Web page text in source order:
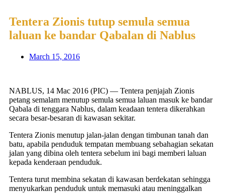
Tentera Zionis tutup semula semua
laluan ke bandar Qabalan di Nablus
March 15, 2016
NABLUS, 14 Mac 2016 (PIC) — Tentera penjajah Zionis
petang semalam menutup semula semua laluan masuk ke bandar
Qabala di tenggara Nablus, dalam keadaan tentera dikerahkan
secara besar-besaran di kawasan sekitar.
Tentera Zionis menutup jalan-jalan dengan timbunan tanah dan
batu, apabila penduduk tempatan membuang sebahagian sekatan
jalan yang dibina oleh tentera sebelum ini bagi memberi laluan
kepada kenderaan penduduk.
Tentera turut membina sekatan di kawasan berdekatan sehingga
menyukarkan penduduk untuk memasuki atau meninggalkan